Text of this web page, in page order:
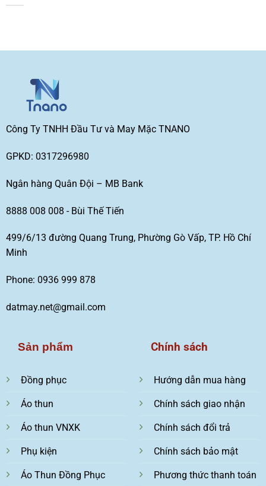
Công Ty TNHH Đầu Tư và May Mặc TNANO
GPKD: 0317296980
Ngân hàng Quân Đội – MB Bank
8888 008 008 - Bùi Thế Tiến
499/6/13 đường Quang Trung, Phường Gò Vấp, TP. Hồ Chí
Minh
Phone: 0936 999 878
datmay.net@gmail.com
Sản phẩm
Đồng phục
Áo thun
Áo thun VNXK
Phụ kiện
Áo Thun Đồng Phục
Chính sách
Hướng dẫn mua hàng
Chính sách giao nhận
Chính sách đổi trả
Chính sách bảo mật
Phương thức thanh toán